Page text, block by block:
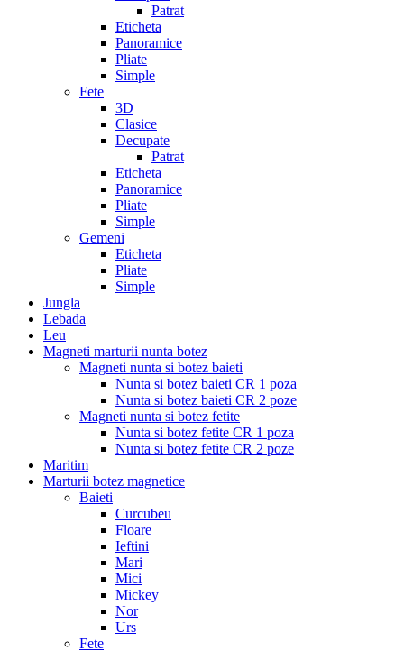
Patrat
Eticheta
Panoramice
Pliate
Simple
Fete
3D
Clasice
Decupate
Patrat
Eticheta
Panoramice
Pliate
Simple
Gemeni
Eticheta
Pliate
Simple
Jungla
Lebada
Leu
Magneti marturii nunta botez
Magneti nunta si botez baieti
Nunta si botez baieti CR 1 poza
Nunta si botez baieti CR 2 poze
Magneti nunta si botez fetite
Nunta si botez fetite CR 1 poza
Nunta si botez fetite CR 2 poze
Maritim
Marturii botez magnetice
Baieti
Curcubeu
Floare
Ieftini
Mari
Mici
Mickey
Nor
Urs
Fete